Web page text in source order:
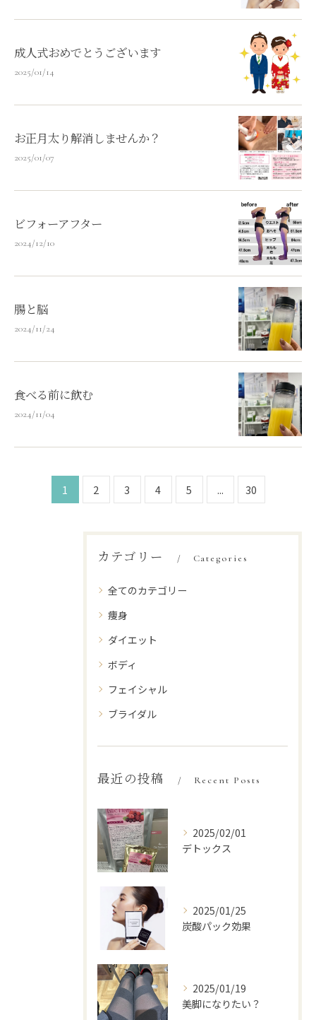
成人式おめでとうございます
2025/01/14
お正月太り解消しませんか？
2025/01/07
ビフォーアフター
2024/12/10
腸と脳
2024/11/24
食べる前に飲む
2024/11/04
1 2 3 4 5 ... 30
カテゴリー Categories
全てのカテゴリー
痩身
ダイエット
ボディ
フェイシャル
ブライダル
最近の投稿 Recent Posts
2025/02/01
デトックス
2025/01/25
炭酸パック効果
2025/01/19
美脚になりたい？